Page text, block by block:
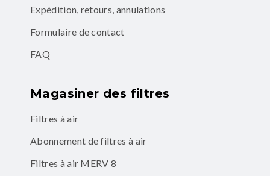
Expédition, retours, annulations
Formulaire de contact
FAQ
Magasiner des filtres
Filtres à air
Abonnement de filtres à air
Filtres à air MERV 8